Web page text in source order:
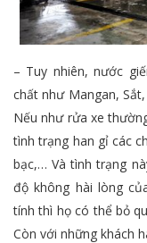
– Tuy nhiên, nước
chất như Mangan,
Nếu như rửa xe
tình trạng han gỉ các
bạc,… Và tình trạng
độ không hài lòng
tính thì họ có thể bỏ
Còn với những khách